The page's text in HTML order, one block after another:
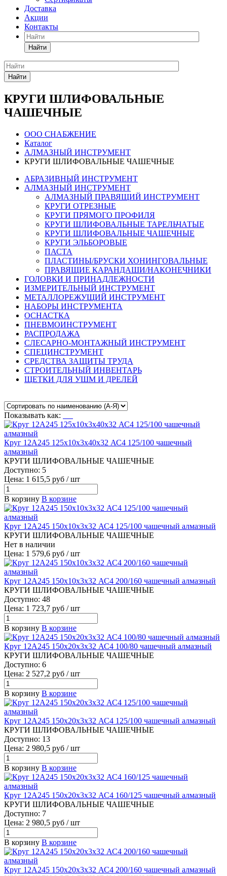
Доставка
Акции
Контакты
Найти
Найти
КРУГИ ШЛИФОВАЛЬНЫЕ
ЧАШЕЧНЫЕ
ООО СНАБЖЕНИЕ
Каталог
АЛМАЗНЫЙ ИНСТРУМЕНТ
КРУГИ ШЛИФОВАЛЬНЫЕ ЧАШЕЧНЫЕ
АБРАЗИВНЫЙ ИНСТРУМЕНТ
АЛМАЗНЫЙ ИНСТРУМЕНТ
АЛМАЗНЫЙ ПРАВЯЩИЙ ИНСТРУМЕНТ
КРУГИ ОТРЕЗНЫЕ
КРУГИ ПРЯМОГО ПРОФИЛЯ
КРУГИ ШЛИФОВАЛЬНЫЕ ТАРЕЛЬЧАТЫЕ
КРУГИ ШЛИФОВАЛЬНЫЕ ЧАШЕЧНЫЕ
КРУГИ ЭЛЬБОРОВЫЕ
ПАСТА
ПЛАСТИНЫ/БРУСКИ ХОНИНГОВАЛЬНЫЕ
ПРАВЯЩИЕ КАРАНДАШИ/НАКОНЕЧНИКИ
ГОЛОВКИ И ПРИНАДЛЕЖНОСТИ
ИЗМЕРИТЕЛЬНЫЙ ИНСТРУМЕНТ
МЕТАЛЛОРЕЖУЩИЙ ИНСТРУМЕНТ
НАБОРЫ ИНСТРУМЕНТА
ОСНАСТКА
ПНЕВМОИНСТРУМЕНТ
РАСПРОДАЖА
СЛЕСАРНО-МОНТАЖНЫЙ ИНСТРУМЕНТ
СПЕЦИНСТРУМЕНТ
СРЕДСТВА ЗАЩИТЫ ТРУДА
СТРОИТЕЛЬНЫЙ ИНВЕНТАРЬ
ЩЕТКИ ДЛЯ УШМ И ДРЕЛЕЙ
Показывать как:
Круг 12А245 125х10х3х40х32 АС4 125/100 чашечный
алмазный
КРУГИ ШЛИФОВАЛЬНЫЕ ЧАШЕЧНЫЕ
Доступно: 5
Цена: 1 615,5 руб / шт
В корзину В корзине
Круг 12А245 150х10х3х32 АС4 125/100 чашечный алмазный
КРУГИ ШЛИФОВАЛЬНЫЕ ЧАШЕЧНЫЕ
Нет в наличии
Цена: 1 579,6 руб / шт
Круг 12А245 150х10х3х32 АС4 200/160 чашечный алмазный
КРУГИ ШЛИФОВАЛЬНЫЕ ЧАШЕЧНЫЕ
Доступно: 48
Цена: 1 723,7 руб / шт
В корзину В корзине
Круг 12А245 150х20х3х32 АС4 100/80 чашечный алмазный
КРУГИ ШЛИФОВАЛЬНЫЕ ЧАШЕЧНЫЕ
Доступно: 6
Цена: 2 527,2 руб / шт
В корзину В корзине
Круг 12А245 150х20х3х32 АС4 125/100 чашечный алмазный
КРУГИ ШЛИФОВАЛЬНЫЕ ЧАШЕЧНЫЕ
Доступно: 13
Цена: 2 980,5 руб / шт
В корзину В корзине
Круг 12А245 150х20х3х32 АС4 160/125 чашечный алмазный
КРУГИ ШЛИФОВАЛЬНЫЕ ЧАШЕЧНЫЕ
Доступно: 7
Цена: 2 980,5 руб / шт
В корзину В корзине
Круг 12А245 150х20х3х32 АС4 200/160 чашечный алмазный